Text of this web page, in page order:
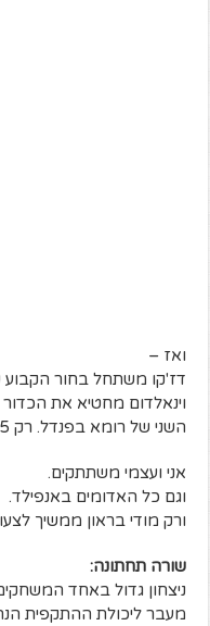
ואז –
דז'קו משתחל בחור הקבוע
השני של רומא בפנדל. רק 2-5.
אני ועצמי משתתקים.
וגם כל האדומים באנפילד.
ורק מודי בראון ממשיך
שורה תחתונה:
ניצחון גדול באחד